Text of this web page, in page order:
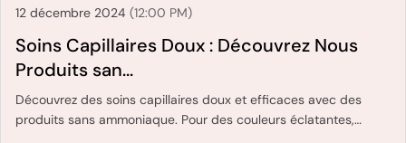
12 décembre 2024 (12:00 PM)
Soins Capillaires Doux : Découvrez Nous
Produits san...
Découvrez des soins capillaires doux et efficaces avec des
produits sans ammoniaque. Pour des couleurs éclatantes,